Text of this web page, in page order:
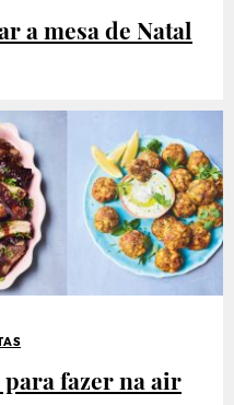
a mesa de Natal
fazer na air